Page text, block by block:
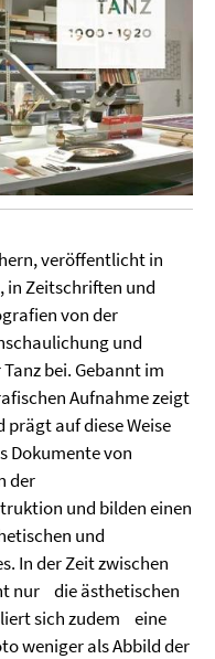
veröffentlicht in
Zeitschriften und
von der
und
bei. Gebannt im
Aufnahme zeigt
auf diese Weise
Dokumente von
der
und bilden einen
und
In der Zeit zwischen
nur die ästhetischen
sich zudem eine
weniger als Abbild der